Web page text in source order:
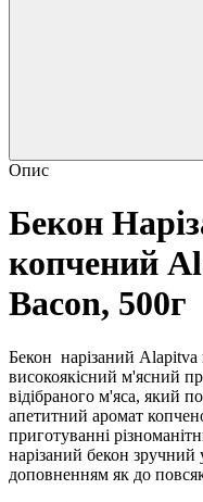
Опис
Бекон
копчений
Bacon, 500г
Бекон нарізаний
високоякісний м'ясний
відібраного м'яса, який
апетитний аромат
приготуванні
нарізаний бекон зручний
доповненням як до